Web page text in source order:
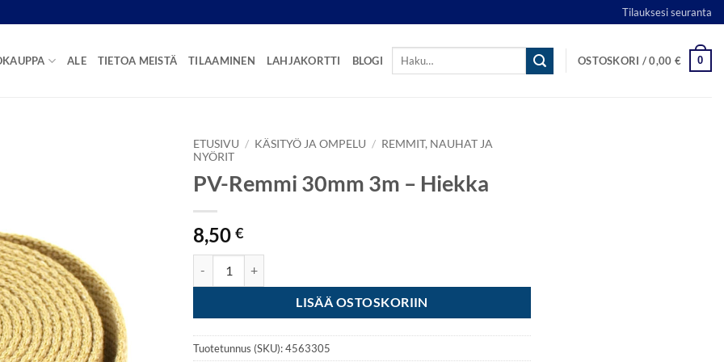
Tilauksesi seuranta
ALE TIETOA MEISTÄ TILAAMINEN LAHJAKORTTI BLOGI
Etsi:
OSTOSKORI /0,00 € 0
ETUSIVU / KÄSITYÖ JA OMPELU / REMMIT, NAUHAT JA
NYÖRIT
PV-Remmi 30mm 3m – Hiekka
8,50 €
LISÄÄ OSTOSKORIIN
Tuotetunnus (SKU):4563305